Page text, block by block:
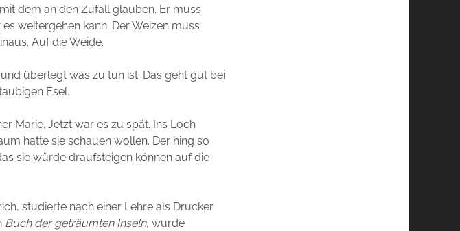
dem an den Zufall glauben. Er muss
weitergehen kann. Der Weizen muss
Auf die Weide.
überlegt was zu tun ist. Das geht gut bei
Esel.
Marie. Jetzt war es zu spät. Ins Loch
hatte sie schauen wollen. Der hing so
sie würde draufsteigen können auf die
studierte nach einer Lehre als Drucker
Buch der geträumten Inseln, wurde